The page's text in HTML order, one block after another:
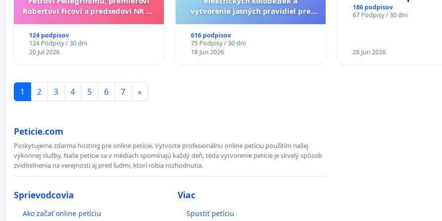
Robertovi Ficovi a predsedovi NR SR
124 podpisov
124 Podpisy / 30 dni
20 Jul 2026
vytvorenie jasných pravidiel pre
616 podpisov
75 Podpisy / 30 dni
18 Jun 2026
zdravotnej spôsobilosti
diabetom 1. a 2. typu pri
186 podpisov
67 Podpisy / 30 dni
28 Jun 2026
1 2 3 4 5 6 7 »
Peticie.com
Poskytujeme zdarma hosting pre online petície. Vytvorte profesionálnu online petíciu použítím našej
výkonnej služby. Naše petície sa v médiach spomínajú každý deň, teda vytvorenie petície je skvelý spôsob
zviditelnenia na verejnosti aj pred ľudmi, ktorí robia rozhodnutia.
Sprievodcovia
Ako začať online petíciu
Viac
Spustiť petíciu